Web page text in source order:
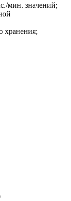
мин. значений;
хранения;